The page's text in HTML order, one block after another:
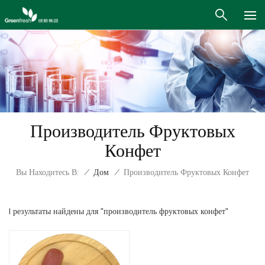
Производитель Фруктовых
Конфет
Вы Находитесь В: / Дом / Производитель Фруктовых Конфет
1 результаты найдены для "производитель фруктовых конфет"